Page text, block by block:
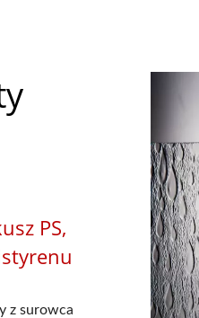
PS,
z surowca